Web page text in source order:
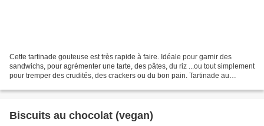
Cette tartinade gouteuse est très rapide à faire. Idéale pour garnir des
sandwichs, pour agrémenter une tarte, des pâtes, du riz ...ou tout simplement
pour tremper des crudités, des crackers ou du bon pain. Tartinade au
Biscuits au chocolat (vegan)